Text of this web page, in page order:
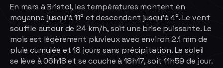
En mars à Bristol, les températures montent en
moyenne jusqu'à 11° et descendent jusqu'à 4°. Le vent
souffle autour de 24 km/h, soit une brise puissante. Le
mois est légèrement pluvieux avec environ 2.1 mm de
pluie cumulée et 18 jours sans précipitation. Le soleil
se lève à 06h18 et se couche à 18h17, soit 11h59 de jour.